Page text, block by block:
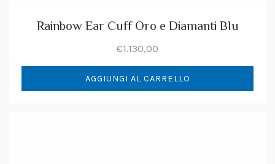
Rainbow Ear Cuff Oro e Diamanti Blu
€1.130,00
AGGIUNGI AL CARRELLO